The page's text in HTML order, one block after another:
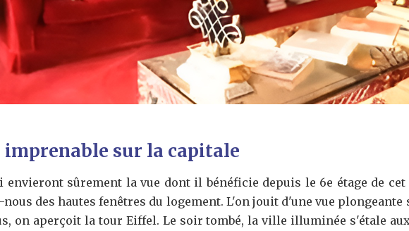
imprenable sur la capitale
envieront sûrement la vue dont il bénéficie depuis le 6e étage de
des hautes fenêtres du logement. L'on jouit d'une vue
on aperçoit la tour Eiffel. Le soir tombé, la ville illuminée s'étale